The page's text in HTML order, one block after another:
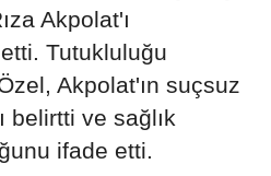
Akpolat'ı
Tutukluluğu
Akpolat'ın suçsuz
belirtti ve sağlık
ifade etti.